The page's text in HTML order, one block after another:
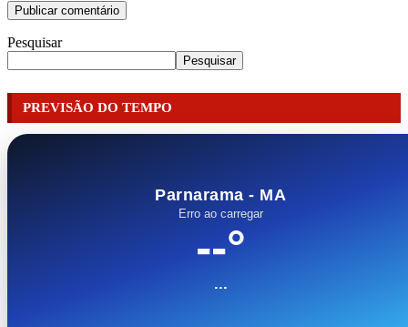
Pesquisar
Pesquisar
PREVISÃO DO TEMPO
Parnarama - MA
Erro ao carregar
--°
...